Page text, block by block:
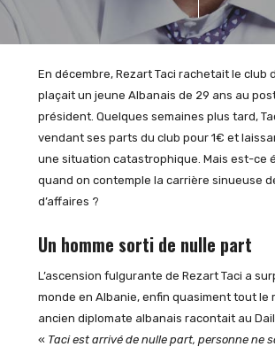
En décembre, Rezart Taci rachetait le club
plaçait un jeune Albanais de 29 ans au
président. Quelques semaines plus tard,
vendant ses parts du club pour 1€ et
une situation catastrophique. Mais est-ce
quand on contemple la carrière sinueuse
d’affaires ?
Un homme sorti de nulle part
L’ascension fulgurante de Rezart Taci a
monde en Albanie, enfin quasiment tout le
ancien diplomate albanais racontait au
« Taci est arrivé de nulle part, personne ne